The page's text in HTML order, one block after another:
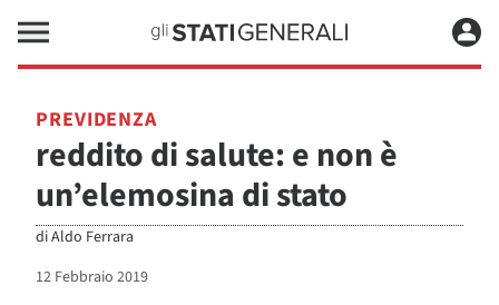
PREVIDENZA
reddito di salute: e non è
un’elemosina di stato
diAldo Ferrara
12 Febbraio 2019